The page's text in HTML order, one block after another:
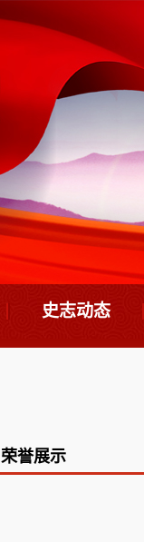
史志动态
荣誉展示